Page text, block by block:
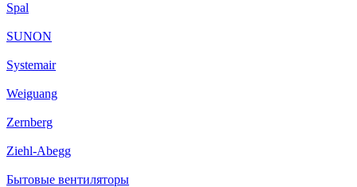
Spal
SUNON
Systemair
Weiguang
Zernberg
Ziehl-Abegg
Бытовые вентиляторы